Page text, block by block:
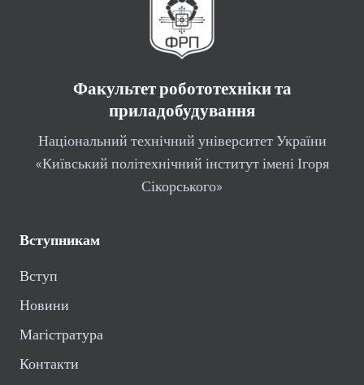
Факультет робототехніки та
приладобудування
Національний технічний університет України
«Київський політехнічний інститут імені Ігоря
Сікорського»
Вступникам
Вступ
Новини
Магістратура
Контакти